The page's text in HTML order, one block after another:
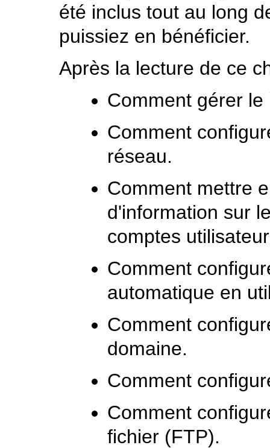
été inclus tout au long
puissiez en bénéficier.
Après la lecture de ce
Comment gérer
Comment
réseau.
Comment mettre
d'information sur
comptes
Comment
automatique en
Comment
domaine.
Comment
Comment
fichier (FTP).